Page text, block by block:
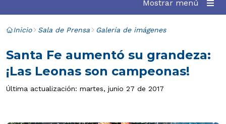
Mostrar menú
Inicio Sala de Prensa Galería de imágenes
Santa Fe aumentó su grandeza:
¡Las Leonas son campeonas!
Última actualización: martes, junio 27 de 2017